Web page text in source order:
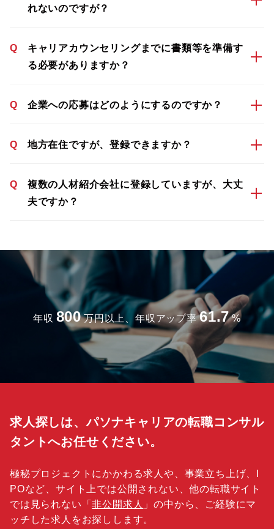
れないのですが？
Q
キャリアカウンセリングまでに書類等を準備す
る必要がありますか？
Q 企業への応募はどのようにするのですか？
Q 地方在住ですが、登録できますか？
Q
複数の人材紹介会社に登録していますが、大丈
夫ですか？
年収 800 万円以上、年収アップ率 61.7 %
求人探しは、パソナキャリアの転職コンサル
タントへお任せください。
極秘プロジェクトにかかわる求人や、事業立ち上げ、I
POなど、サイト上では公開されない、他の転職サイト
では見られない「非公開求人 」の中から、ご経験にマ
ッチした求人をお探しします。